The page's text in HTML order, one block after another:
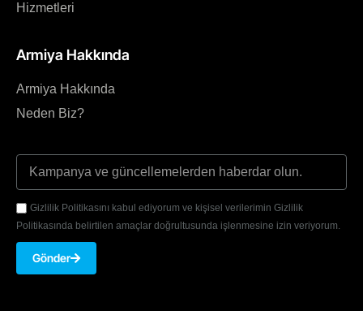
Hizmetleri
Armiya Hakkında
Armiya Hakkında
Neden Biz?
Gizlilik Politikasını kabul ediyorum ve kişisel verilerimin Gizlilik
Politikasında belirtilen amaçlar doğrultusunda işlenmesine izin veriyorum.
Gönder